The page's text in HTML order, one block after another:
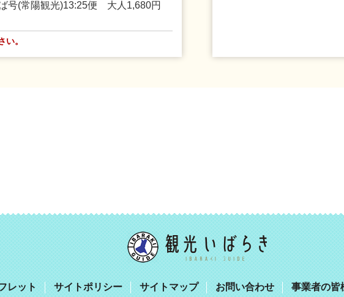
号(常陽観光)13:25便 大人1,680円
。
レット サイトポリシー サイトマップ お問い合わせ 事業者の皆